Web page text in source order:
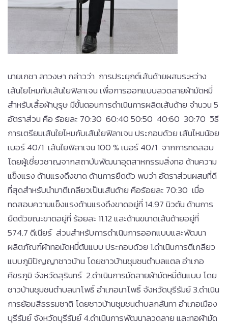
นายเกชา ลาวงษา กล่าวว่า การประยุกต์เส้นด้ายผสมระหว่าง
เส้นใยไหมกับเส้นใยฟิลาเจน เพื่อการออกแบบลวดลายผ้ามัดหมี่
สำหรับเสื้อผ้าบุรุษ มีขั้นตอนการดำเนินการผลิตเส้นด้าย จำนวน 5
อัตราส่วน คือ ร้อยละ 70:30 60:40 50:50 40:60 30:70 วิธี
การเตรียมเส้นใยไหมกับเส้นใยฟิลาเจน ประกอบด้วย เส้นไหมน้อย
เบอร์ 40/1 เส้นใยฟิลาเจน 100 % เบอร์ 40/1 จากการทดสอบ
โดยผู้เชี่ยวชาญจากสถาบันพัฒนาอุตสาหกรรมสิ่งทอ ด้านความ
แข็งแรง ด้านแรงดึงขาด ด้านการยืดตัว พบว่า อัตราส่วนผสมที่ดี
ที่สุดสำหรับนำมาตีเกลียวเป็นเส้นด้าย คือร้อยละ 70:30 เมื่อ
ทดสอบความแข็งแรงด้านแรงดึงขาดอยู่ที่ 14.97 นิวตัน ด้านการ
ยืดตัวขณะขาดอยู่ที่ ร้อยละ 11.12 และด้านขนาดเส้นด้ายอยู่ที่
574.7 ดีเนียร์ ส่วนสำหรับการดำเนินการออกแบบและพัฒนา
ผลิตภัณฑ์ผ้าทอมัดหมี่ต้นแบบ ประกอบด้วย 1.ดำเนินการตีเกลียว
แบบภูมิปัญญาชาวบ้าน โดยชาวบ้านชุมชนตำบลแตล อำเภอ
ศีขรภูมิ จังหวัดสุรินทร์ 2.ดำเนินการมัดลายผ้ามัดหมี่ต้นแบบ โดย
ชาวบ้านชุมชนตำบลนาโพธิ์ อำเภอนาโพธิ์ จังหวัดบุรีรัมย์ 3.ดำเนิน
การย้อมสีธรรมชาติ โดยชาวบ้านชุมชนตำบลกลันทา อำเภอเมือง
บุรีรัมย์ จังหวัดบุรีรัมย์ 4.ดำเนินการพัฒนาลวดลาย และทอผ้ามัด